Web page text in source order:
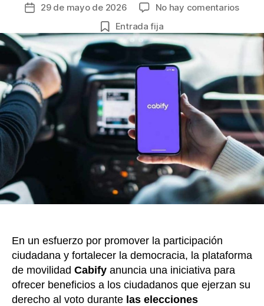
c
e
b
o
o
k
itt
er
ail er
e
st
m
p
ar
tir
Fecha
la
entrada
29 de mayo de 2026 No hay comentariosen
la
de
Entrada fija
En un esfuerzo por promover la participación
ciudadana y fortalecer la democracia, la plataforma
de movilidad Cabify anuncia una iniciativa para
ofrecer beneficios a los ciudadanos que ejerzan su
derecho al voto durante las elecciones